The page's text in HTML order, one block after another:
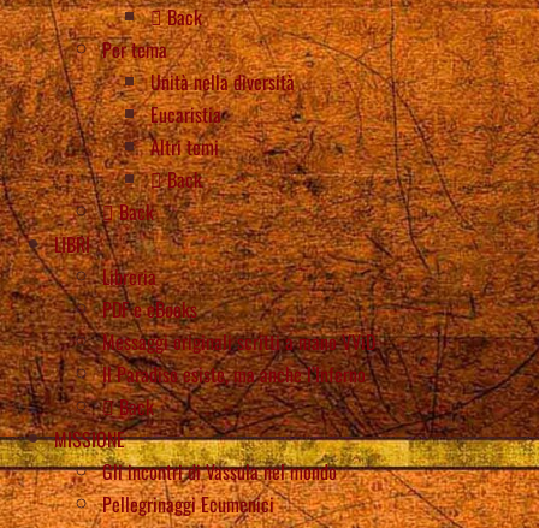
Back
Per tema
Unità nella diversità
Eucaristia
Altri temi
Back
Back
LIBRI
Libreria
PDF e eBooks
Messaggi originali scritti a mano VViD
Il Paradiso esiste, ma anche l’Inferno
Back
MISSIONE
Gli incontri di Vassula nel mondo
Pellegrinaggi Ecumenici